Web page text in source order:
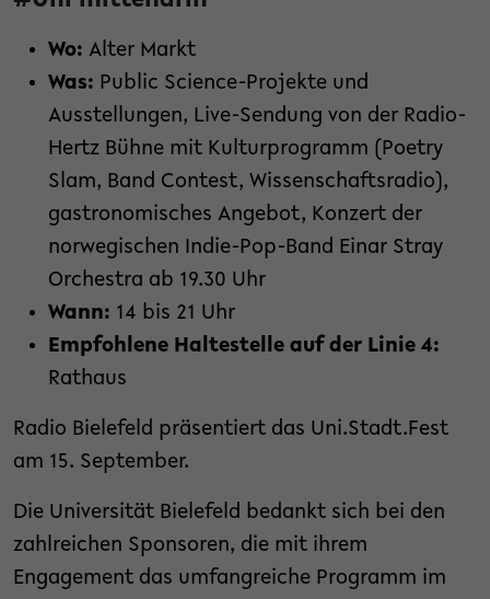
Wo: Alter Markt
Was: Public Science-Projekte und
Ausstellungen, Live-Sendung von der Radio-
Hertz Bühne mit Kulturprogramm (Poetry
Slam, Band Contest, Wissenschaftsradio),
gastronomisches Angebot, Konzert der
norwegischen Indie-Pop-Band Einar Stray
Orchestra ab 19.30 Uhr
Wann: 14 bis 21 Uhr
Empfohlene Haltestelle auf der Linie 4:
Rathaus
Radio Bielefeld präsentiert das Uni.Stadt.Fest
am 15. September.
Die Universität Bielefeld bedankt sich bei den
zahlreichen Sponsoren, die mit ihrem
Engagement das umfangreiche Programm im